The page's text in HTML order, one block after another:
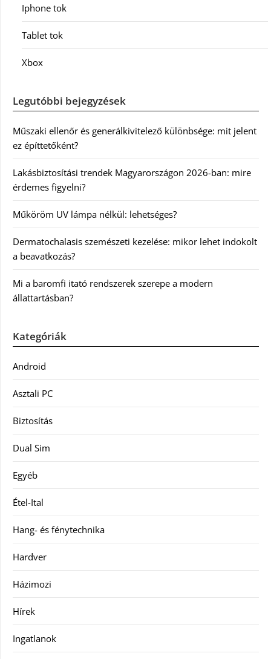
Iphone tok
Tablet tok
Xbox
Legutóbbi bejegyzések
Műszaki ellenőr és generálkivitelező különbsége: mit jelent
ez építtetőként?
Lakásbiztosítási trendek Magyarországon 2026-ban: mire
érdemes figyelni?
Műköröm UV lámpa nélkül: lehetséges?
Dermatochalasis szemészeti kezelése: mikor lehet indokolt
a beavatkozás?
Mi a baromfi itató rendszerek szerepe a modern
állattartásban?
Kategóriák
Android
Asztali PC
Biztosítás
Dual Sim
Egyéb
Étel-Ital
Hang- és fénytechnika
Hardver
Házimozi
Hírek
Ingatlanok